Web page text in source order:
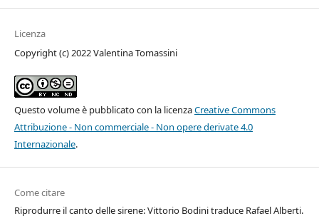
Licenza
Copyright (c) 2022 Valentina Tomassini
Questo volume è pubblicato con la licenzaCreative Commons
Attribuzione - Non commerciale - Non opere derivate 4.0
Internazionale.
Come citare
Riprodurre il canto delle sirene: Vittorio Bodini traduce Rafael Alberti.